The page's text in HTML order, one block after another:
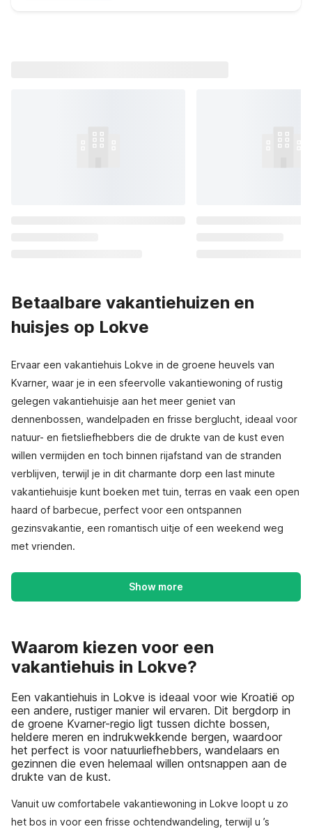
Betaalbare vakantiehuizen en
huisjes op Lokve
Ervaar een vakantiehuis Lokve in de groene heuvels van
Kvarner, waar je in een sfeervolle vakantiewoning of rustig
gelegen vakantiehuisje aan het meer geniet van
dennenbossen, wandelpaden en frisse berglucht, ideaal voor
natuur- en fietsliefhebbers die de drukte van de kust even
willen vermijden en toch binnen rijafstand van de stranden
verblijven, terwijl je in dit charmante dorp een last minute
vakantiehuisje kunt boeken met tuin, terras en vaak een open
haard of barbecue, perfect voor een ontspannen
gezinsvakantie, een romantisch uitje of een weekend weg
met vrienden.
Show more
Waarom kiezen voor een
vakantiehuis in Lokve?
Een vakantiehuis in Lokve is ideaal voor wie Kroatië op
een andere, rustiger manier wil ervaren. Dit bergdorp in
de groene Kvarner-regio ligt tussen dichte bossen,
heldere meren en indrukwekkende bergen, waardoor
het perfect is voor natuurliefhebbers, wandelaars en
gezinnen die even helemaal willen ontsnappen aan de
drukte van de kust.
Vanuit uw comfortabele vakantiewoning in Lokve loopt u zo
het bos in voor een frisse ochtendwandeling, terwijl u ’s